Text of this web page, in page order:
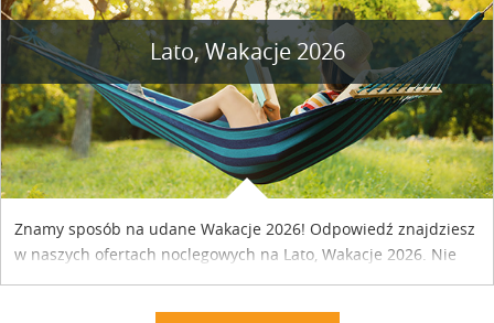
Lato, Wakacje 2026
Znamy sposób na udane Wakacje 2026! Odpowiedź znajdziesz
w naszych ofertach noclegowych na Lato, Wakacje 2026. Nie
zwlekaj atrakcyjne noclegi czekają...